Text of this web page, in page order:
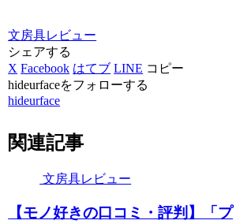
文房具レビュー
シェアする
X Facebook はてブ LINE コピー
hideurfaceをフォローする
hideurface
関連記事
文房具レビュー
【モノ好きの口コミ・評判】「プ